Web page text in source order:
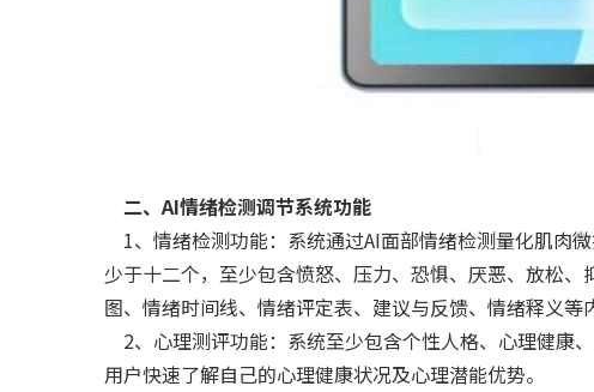
二、AI情绪检测调节系统功能
1、情绪检测功能：系统通过AI面部情绪检测量化肌肉
少于十二个，至少包含愤怒、压力、恐惧、厌恶、放松
图、情绪时间线、情绪评定表、建议与反馈、情绪释义等
2、心理测评功能：系统至少包含个性人格、心理健康
用户快速了解自己的心理健康状况及心理潜能优势。